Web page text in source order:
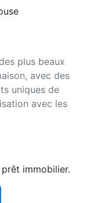
plus beaux
avec des
uniques de
avec les
immobilier.